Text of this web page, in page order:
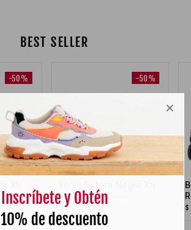
BEST SELLER
-50% -50%
$339.900
$ 169.950
$
Inscríbete y Obtén
10% de descuento
×